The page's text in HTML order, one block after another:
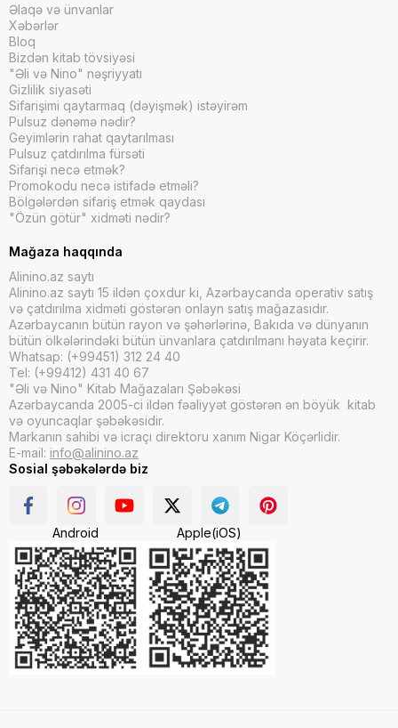
Əlaqə və ünvanlar
Xəbərlər
Bloq
Bizdən kitab tövsiyəsi
"Əli və Nino" nəşriyyatı
Gizlilik siyasəti
Sifarişimi qaytarmaq (dəyişmək) istəyirəm
Pulsuz dənəmə nədir?
Geyimlərin rahat qaytarılması
Pulsuz çatdırılma fürsəti
Sifarişi necə etmək?
Promokodu necə istifadə etməli?
Bölgələrdən sifariş etmək qaydası
"Özün götür" xidməti nədir?
Mağaza haqqında
Alinino.az saytı
Alinino.az saytı 15 ildən çoxdur ki, Azərbaycanda operativ satış
və çatdırılma xidməti göstərən onlayn satış mağazasıdır.
Azərbaycanın bütün rayon və şəhərlərinə, Bakıda və dünyanın
bütün ölkələrindəki bütün ünvanlara çatdırılmanı həyata keçirir.
Whatsap: (+99451) 312 24 40
Tel: (+99412) 431 40 67
"Əli və Nino" Kitab Mağazaları Şəbəkəsi
Azərbaycanda 2005-ci ildən fəaliyyət göstərən ən böyük kitab
və oyuncaqlar şəbəkəsidir.
Markanın sahibi və icraçı direktoru xanım Nigar Köçərlidir.
E-mail: info@alinino.az
Sosial şəbəkələrdə biz
Android Apple(iOS)